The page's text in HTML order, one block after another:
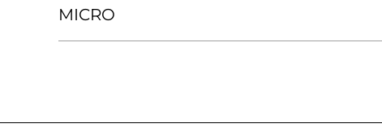
MICRO